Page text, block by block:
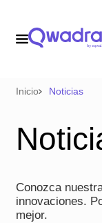
Inicio Noticias
Conozca
innovaciones.
mejor.